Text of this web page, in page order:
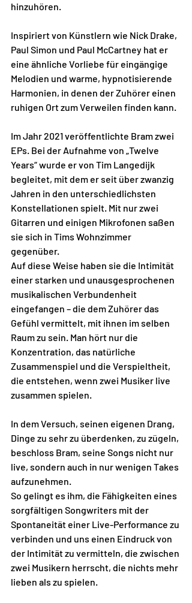
hinzuhören.
Inspiriert von Künstlern wie Nick Drake,
Paul Simon und Paul McCartney hat er
eine ähnliche Vorliebe für eingängige
Melodien und warme, hypnotisierende
Harmonien, in denen der Zuhörer einen
ruhigen Ort zum Verweilen finden kann.
Im Jahr 2021 veröffentlichte Bram zwei
EPs. Bei der Aufnahme von „Twelve
Years“ wurde er von Tim Langedijk
begleitet, mit dem er seit über zwanzig
Jahren in den unterschiedlichsten
Konstellationen spielt. Mit nur zwei
Gitarren und einigen Mikrofonen saßen
sie sich in Tims Wohnzimmer
gegenüber.
Auf diese Weise haben sie die Intimität
einer starken und unausgesprochenen
musikalischen Verbundenheit
eingefangen – die dem Zuhörer das
Gefühl vermittelt, mit ihnen im selben
Raum zu sein. Man hört nur die
Konzentration, das natürliche
Zusammenspiel und die Verspieltheit,
die entstehen, wenn zwei Musiker live
zusammen spielen.
In dem Versuch, seinen eigenen Drang,
Dinge zu sehr zu überdenken, zu zügeln,
beschloss Bram, seine Songs nicht nur
live, sondern auch in nur wenigen Takes
aufzunehmen.
So gelingt es ihm, die Fähigkeiten eines
sorgfältigen Songwriters mit der
Spontaneität einer Live-Performance zu
verbinden und uns einen Eindruck von
der Intimität zu vermitteln, die zwischen
zwei Musikern herrscht, die nichts mehr
lieben als zu spielen.